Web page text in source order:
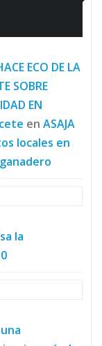
ECO DE LA
SOBRE
EN
en ASAJA
locales en
la